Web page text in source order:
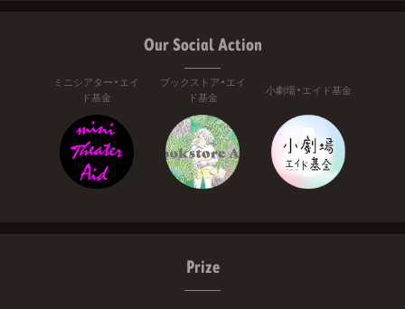
Our Social Action
ミニシアター・エイ
ド基金
ブックストア・エイ
ド基金
小劇場・エイド基金
Prize